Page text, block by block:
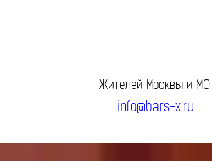
Жителей Москвы и МО.
info@bars-x.ru